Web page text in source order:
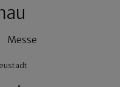
Messe